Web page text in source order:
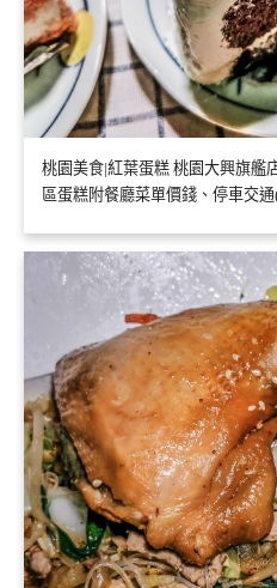
桃園美食|紅葉蛋糕 桃園大興旗艦
區蛋糕附餐廳菜單價錢、停車交